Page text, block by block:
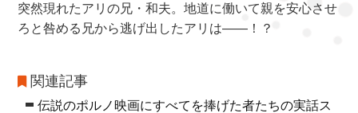
突然現れたアリの兄・和夫。地道に働いて親を安心させ
ろと咎める兄から逃げ出したアリは――！？
関連記事
伝説のポルノ映画にすべてを捧げた者たちの実話ス